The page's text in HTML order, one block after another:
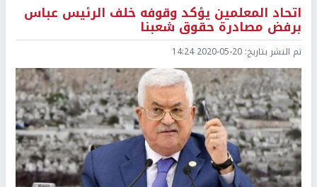
اتحاد المعلمين يؤكد وقوفه خلف الرئيس عباس
برفض مصادرة حقوق شعبنا
تم النشر بتاريخ: 2020-05-20 14:24